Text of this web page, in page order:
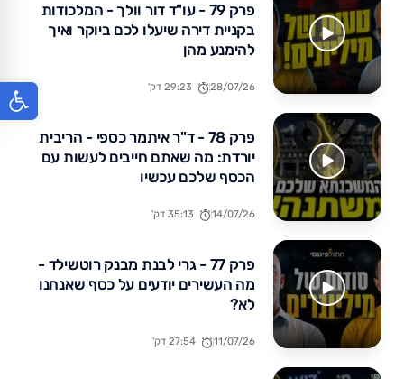
פרק 79 - עו"ד דור וולך - המלכודות
בקניית דירה שיעלו לכם ביוקר ואיך
להימנע מהן
28/07/26 29:23 דק'
פרק 78 - ד"ר איתמר כספי - הריבית
יורדת: מה שאתם חייבים לעשות עם
הכסף שלכם עכשיו
14/07/26 35:13 דק'
פרק 77 - גרי לבנת מבנק רוטשילד -
מה העשירים יודעים על כסף שאנחנו
לא?
11/07/26 27:54 דק'
פתח